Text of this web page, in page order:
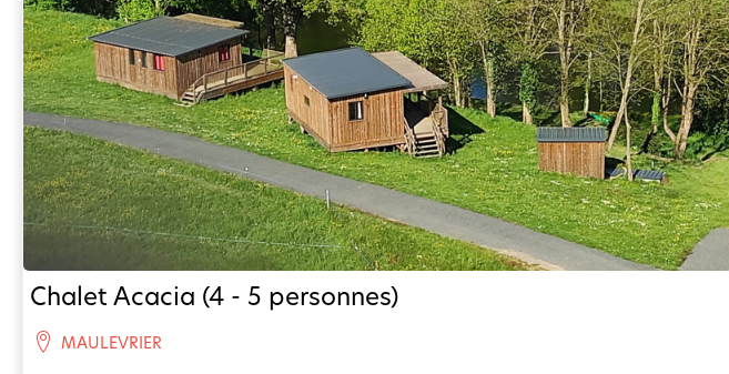
Chalet Acacia (4 - 5 personnes)
MAULEVRIER